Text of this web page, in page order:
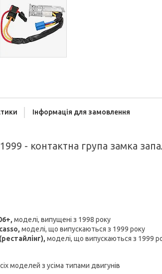
Інформація для замовлення
- контактна група замка
моделі, випущені з 1998 року
моделі, що випускаються з 1999 року
моделі, що випускаються з 1999
моделей з усіма типами двигунів